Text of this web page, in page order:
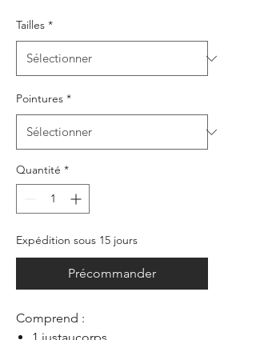
Tailles *
Pointures *
Quantité *
Expédition sous 15 jours
Précommander
Comprend :